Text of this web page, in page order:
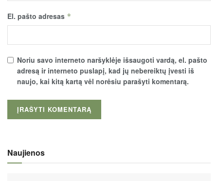
El. pašto adresas *
Noriu savo interneto naršyklėje išsaugoti vardą, el. pašto
adresą ir interneto puslapį, kad jų nebereiktų įvesti iš
naujo, kai kitą kartą vėl norėsiu parašyti komentarą.
Naujienos